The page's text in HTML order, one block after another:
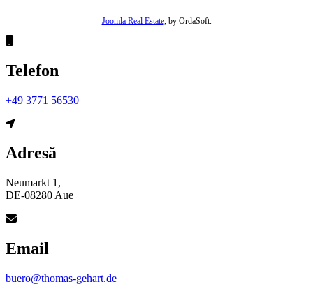
Joomla Real Estate, by OrdaSoft.
Telefon
+49 3771 56530
Adresă
Neumarkt 1,
DE-08280 Aue
Email
buero@thomas-gehart.de